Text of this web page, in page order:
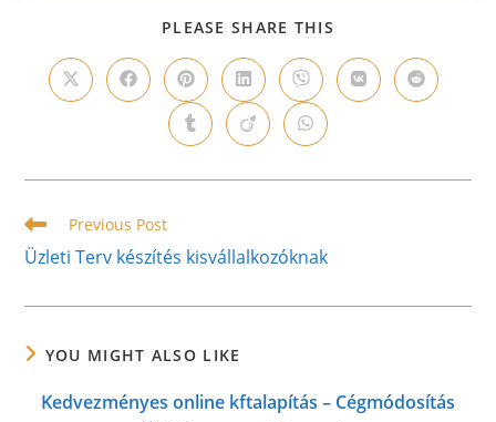
PLEASE SHARE THIS
CONTENT
Opens
in
Opens
in
window
Opens
in
a
new
window
Opens
in
a
new
window
Opens
in
a
new
window
Opens
in
Opens
in
Opens
in
new
Opens
in
new
Opens
in
new
Read
more
articles
Previous Post
Üzleti Terv készítés kisvállalkozóknak
YOU MIGHT ALSO LIKE
Kedvezményes online kftalapítás – Cégmódosítás